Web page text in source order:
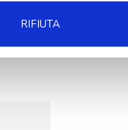
RIFIUTA